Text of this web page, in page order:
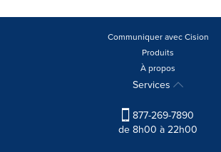
Communiquer avec Cision
Produits
À propos
Services
877-269-7890
de 8h00 à 22h00